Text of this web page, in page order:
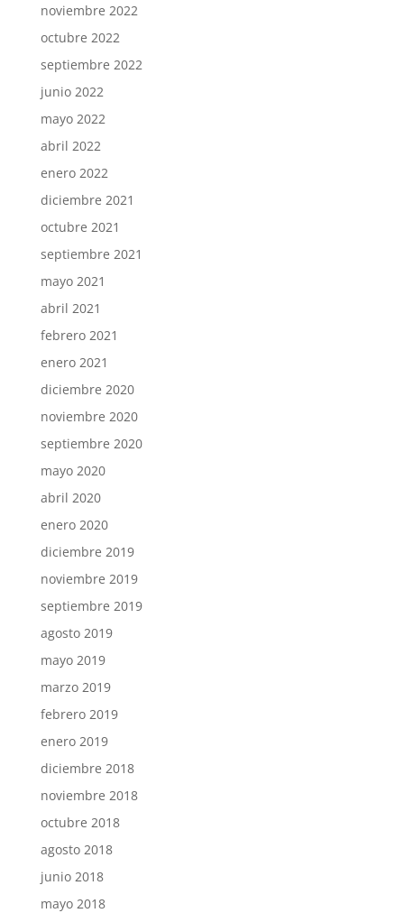
noviembre 2022
octubre 2022
septiembre 2022
junio 2022
mayo 2022
abril 2022
enero 2022
diciembre 2021
octubre 2021
septiembre 2021
mayo 2021
abril 2021
febrero 2021
enero 2021
diciembre 2020
noviembre 2020
septiembre 2020
mayo 2020
abril 2020
enero 2020
diciembre 2019
noviembre 2019
septiembre 2019
agosto 2019
mayo 2019
marzo 2019
febrero 2019
enero 2019
diciembre 2018
noviembre 2018
octubre 2018
agosto 2018
junio 2018
mayo 2018